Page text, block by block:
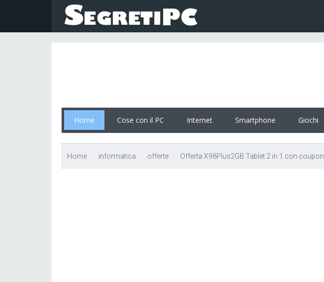
Home Cose con il PC Internet Smartphone Giochi
Home informatica offerte Offerta X98Plus2GB Tablet 2 in 1 con coupon